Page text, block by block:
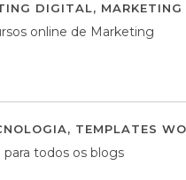
DIGITAL,
online de Marketing
, TEMPLATES
todos os blogs